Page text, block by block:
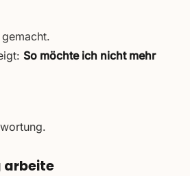
So möchte ich nicht mehr
arbeite